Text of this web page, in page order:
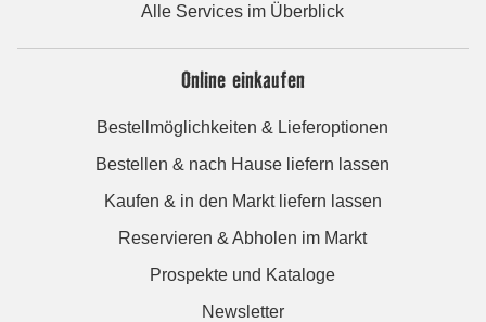
Alle Services im Überblick
Online einkaufen
Bestellmöglichkeiten & Lieferoptionen
Bestellen & nach Hause liefern lassen
Kaufen & in den Markt liefern lassen
Reservieren & Abholen im Markt
Prospekte und Kataloge
Newsletter